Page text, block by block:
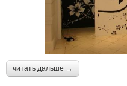
читать дальше →